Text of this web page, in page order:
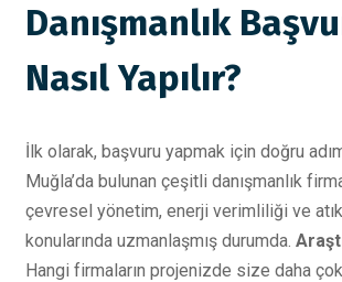
Danışmanlık
Nasıl Yapılır?
İlk olarak, başvuru yapmak için doğru
Muğla’da bulunan çeşitli danışmanlık
çevresel yönetim, enerji verimliliği ve
konularında uzmanlaşmış durumda.
Hangi firmaların projenizde size daha